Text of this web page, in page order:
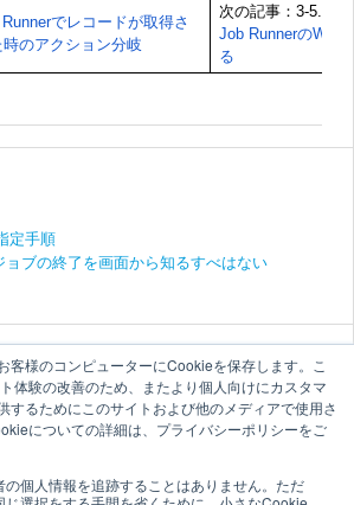
客様のコンピューターにCookieを保存します。こ
体験の改善のため、またより個人向けにカスタマ
するためにこのサイトおよび他のメディアで使用さ
についての詳細は、プライバシーポリシーをご
の個人情報を追跡することはありません。ただ
でレコードが取得さ
のアクション分岐
次の記事：3-5.
Job Runnerの
る
定手順
ブの終了を画面から知るすべはない